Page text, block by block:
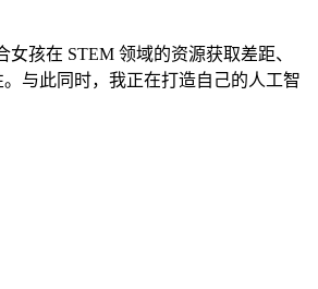
孩在 STEM 领域的资源获取差距、
与此同时，我正在打造自己的人工智